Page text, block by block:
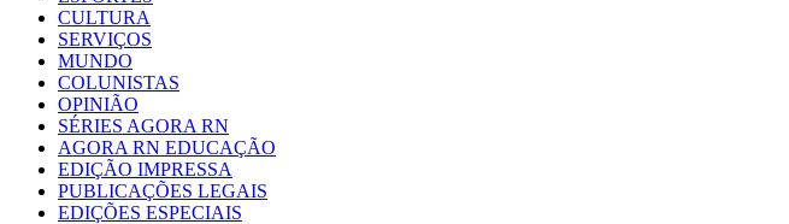
CULTURA
SERVIÇOS
MUNDO
COLUNISTAS
OPINIÃO
SÉRIES AGORA RN
AGORA RN EDUCAÇÃO
EDIÇÃO IMPRESSA
PUBLICAÇÕES LEGAIS
EDIÇÕES ESPECIAIS